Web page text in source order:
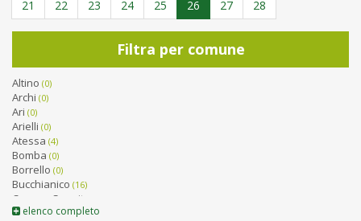
21
22 23 24 25 26 27 28
Filtra per comune
Altino (0)
Archi (0)
Ari (0)
Arielli (0)
Atessa (4)
Bomba (0)
Borrello (0)
Bucchianico (16)
Canosa Sannita
Carpineto Sinello (1)
elenco completo